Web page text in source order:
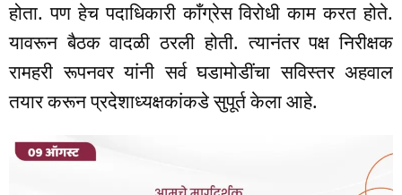
होता. पण हेच पदाधिकारी काँग्रेस विरोधी काम करत होते.
यावरून बैठक वादळी ठरली होती. त्यानंतर पक्ष निरीक्षक
रामहरी रूपनवर यांनी सर्व घडामोडींचा सविस्तर अहवाल
तयार करून प्रदेशाध्यक्षकांकडे सुपूर्त केला आहे.